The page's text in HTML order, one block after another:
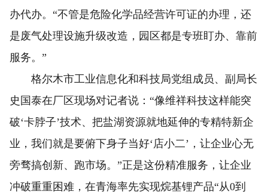
办代办。“不管是危险化学品经营许可证的办理，还
是废气处理设施升级改造，园区都是专班盯办、靠前
服务。”
格尔木市工业信息化和科技局党组成员、副局长
史国泰在厂区现场对记者说：“像维祥科技这样能突
破‘卡脖子’技术、把盐湖资源就地延伸的专精特新企
业，我们就是要俯下身子当好‘店小二’，让企业心无
旁骛搞创新、跑市场。”正是这份精准服务，让企业
冲破重重困难，在青海率先实现烷基锂产品“从0到